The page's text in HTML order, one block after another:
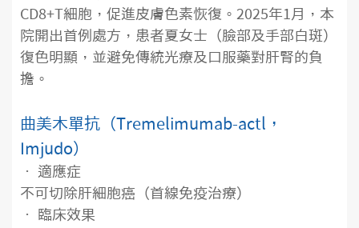
CD8+T細胞，促進皮膚色素恢復。2025年1月，本
院開出首例處方，患者夏女士（臉部及手部白斑）
復色明顯，並避免傳統光療及口服藥對肝腎的負
擔。
曲美木單抗（Tremelimumab-actl，
Imjudo）
• 適應症
不可切除肝細胞癌（首線免疫治療）
• 臨床效果